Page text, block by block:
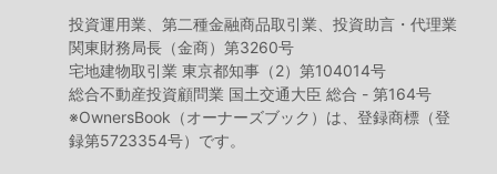
投資運用業、第二種金融商品取引業、投資助言・代理業
関東財務局長（金商）第3260号
宅地建物取引業 東京都知事（2）第104014号
総合不動産投資顧問業 国土交通大臣 総合 - 第164号
※OwnersBook（オーナーズブック）は、登録商標（登
録第5723354号）です。